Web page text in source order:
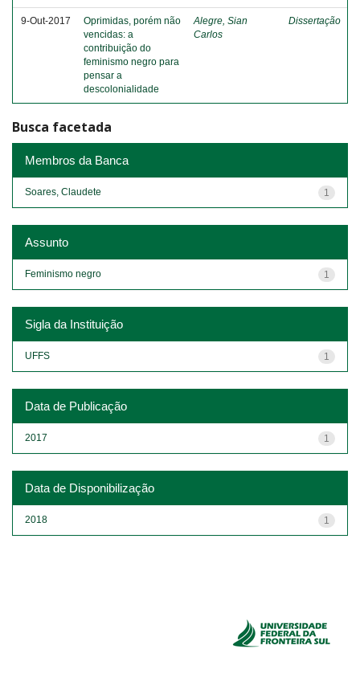
9-Out-2017
Oprimidas, porém não
vencidas: a
contribuição do
feminismo negro para
pensar a
descolonialidade
Alegre, Sian
Carlos
Dissertação
Busca facetada
Membros da Banca
1
Soares, Claudete
Assunto
1
Feminismo negro
Sigla da Instituição
1
UFFS
Data de Publicação
1
2017
Data de Disponibilização
1
2018